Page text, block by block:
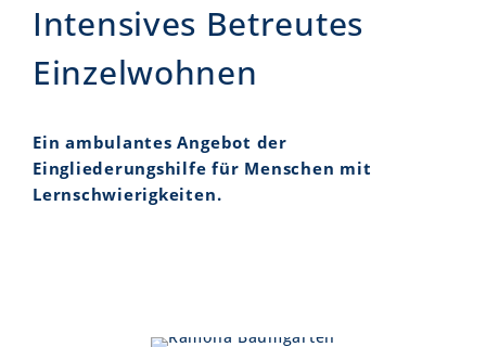
Intensives Betreutes
Einzelwohnen
Ein ambulantes Angebot der
Eingliederungshilfe für Menschen mit
Lernschwierigkeiten.